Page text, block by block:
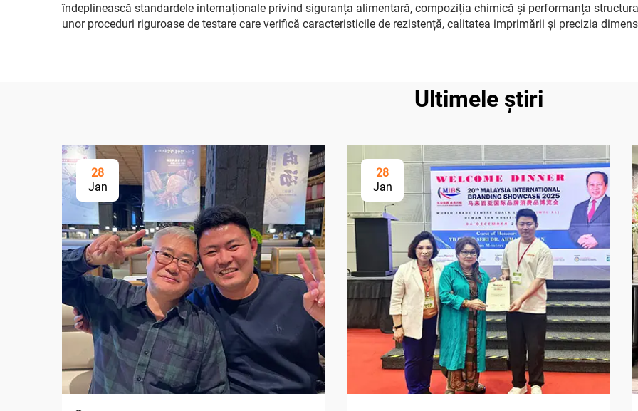
îndeplinească standardele internaționale privind siguranța alimentară, compoziția chimică și performanța
unor proceduri riguroase de testare care verifică caracteristicile de rezistență, calitatea imprimării și precizia
Ultimele știri
28
Jan
28
Jan